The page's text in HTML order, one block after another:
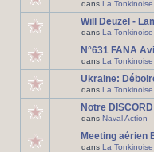
dans La Tonkinoise
Will Deuzel -
dans La Tonkinoise
N°631 FANA
dans La Tonkinoise
Ukraine:
dans La Tonkinoise
Notre DISCORD
dans Naval Action
Meeting aérien
dans La Tonkinoise